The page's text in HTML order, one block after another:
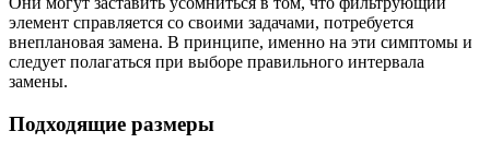
элемент справляется со своими задачами, потребуется
внеплановая замена. В принципе, именно на эти симптомы и
следует полагаться при выборе правильного интервала
замены.
Подходящие размеры